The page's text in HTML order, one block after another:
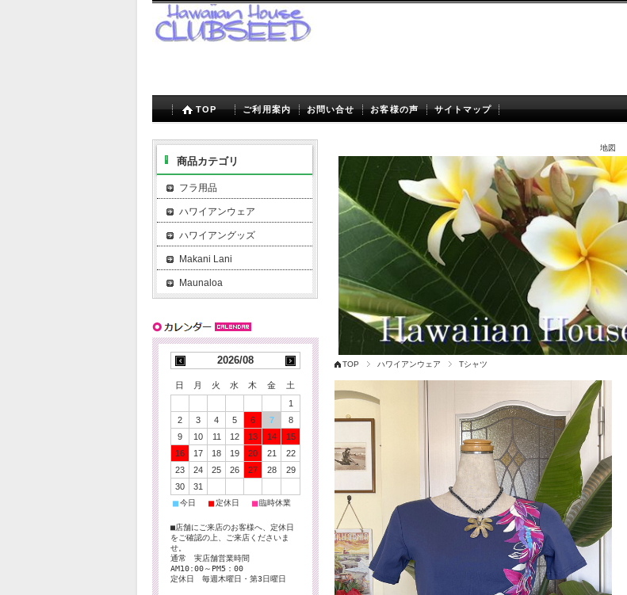
TOP ご利用案内 お問い合せ お客様の声 サイトマップ
地図
TOP ハワイアンウェア Tシャツ
商品カテゴリ
フラ用品
ハワイアンウェア
ハワイアングッズ
Makani Lani
Maunaloa
2026/08
日 月 火 水 木 金
土
1
2
3 4 5 6 7
8
9
10 11 12 13 14
15
16
17 18 19 20 21
22
23
24 25 26 27 28
29
30
31
■ 今日 ■ 定休日 ■ 臨時休業
■店舗にご来店のお客様へ、定休日
をご確認の上、ご来店くださいま
せ。
通常 実店舗営業時間
AM10:00～PM5：00
定休日 毎週木曜日・第3日曜日